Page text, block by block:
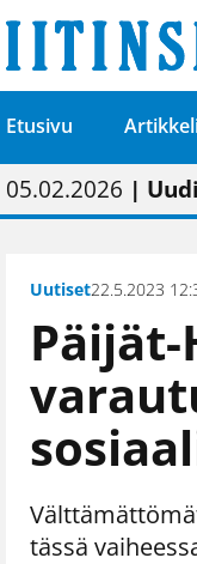
Etusivu
01.02.2026 |
05.02.2026 |
23.04.2026 |
09.05.2026|
Uutiset22.5.2023
tässä